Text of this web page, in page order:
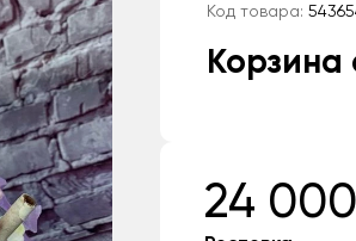
Код товара:
Корзина
24